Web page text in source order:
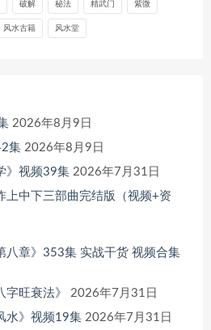
破解 秘法 精武门 紫微
风水古籍 风水堂
2026年8月9日
集 2026年8月9日
》视频39集 2026年7月31日
上中下三部曲完结版（视频+资
八章》353集 实战干货 视频合集
旺衰法》
2026年7月31日
水》视频19集 2026年7月31日